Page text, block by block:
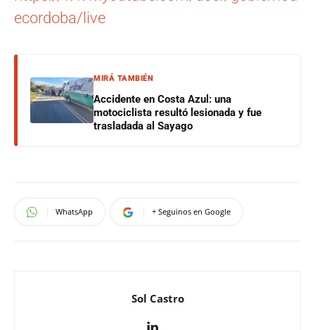
ecordoba/live
MIRÁ TAMBIÉN
Accidente en Costa Azul: una
motociclista resultó lesionada y fue
trasladada al Sayago
WhatsApp + Seguinos en Google
Sol Castro